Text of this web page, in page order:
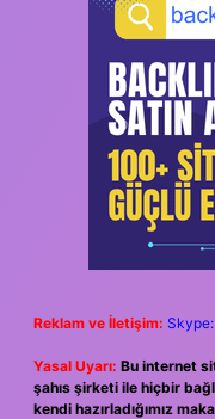
Reklam ve İletişim:
Yasal Uyarı: Bu internet
şahıs şirketi ile hiçbir
kendi hazırladığımız